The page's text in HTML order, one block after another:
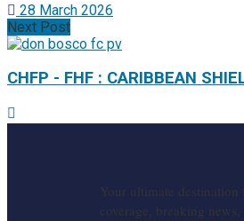
28 March 2026
Next Post
CHFP - FHF : CARIBBEAN